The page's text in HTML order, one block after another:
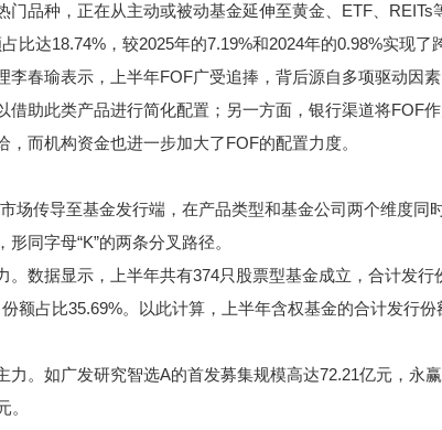
种，正在从主动或被动基金延伸至黄金、ETF、REITs
比达18.74%，较2025年的7.19%和2024年的0.98%实现了
瑜表示，上半年FOF广受追捧，背后源自多项驱动因
借助此类产品进行简化配置；另一方面，银行渠道将FOF
而机构资金也进一步加大了FOF的配置力度。
传导至基金发行端，在产品类型和基金公司两个维度同
同字母“K”的两条分叉路径。
据显示，上半年共有374只股票型基金成立，合计发行
额占比35.69%。以此计算，上半年含权基金的合计发行
如广发研究智选A的首发募集规模高达72.21亿元，永
。